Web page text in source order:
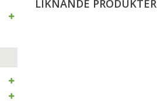
LIKNANDE PRODUKTER